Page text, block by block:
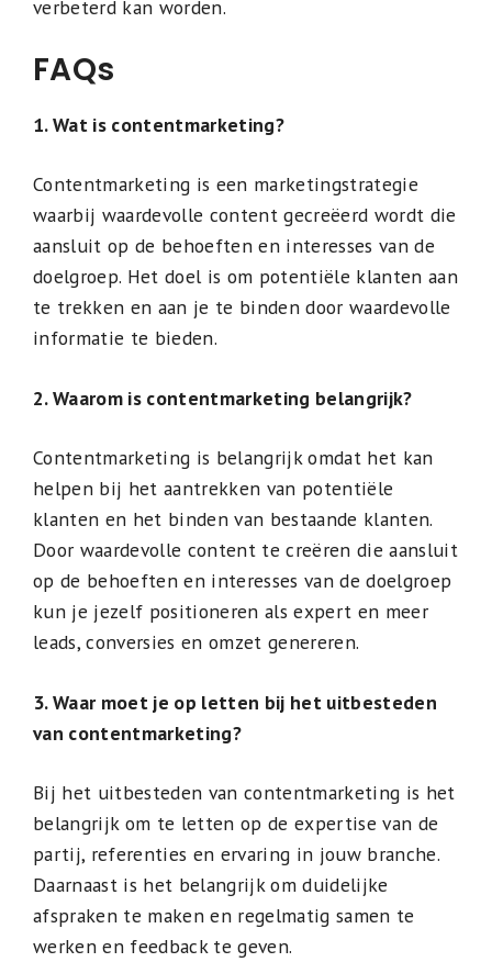
verbeterd kan worden.
FAQs
1. Wat is contentmarketing?
Contentmarketing is een marketingstrategie
waarbij waardevolle content gecreëerd wordt die
aansluit op de behoeften en interesses van de
doelgroep. Het doel is om potentiële klanten aan
te trekken en aan je te binden door waardevolle
informatie te bieden.
2. Waarom is contentmarketing belangrijk?
Contentmarketing is belangrijk omdat het kan
helpen bij het aantrekken van potentiële
klanten en het binden van bestaande klanten.
Door waardevolle content te creëren die aansluit
op de behoeften en interesses van de doelgroep
kun je jezelf positioneren als expert en meer
leads, conversies en omzet genereren.
3. Waar moet je op letten bij het uitbesteden
van contentmarketing?
Bij het uitbesteden van contentmarketing is het
belangrijk om te letten op de expertise van de
partij, referenties en ervaring in jouw branche.
Daarnaast is het belangrijk om duidelijke
afspraken te maken en regelmatig samen te
werken en feedback te geven.